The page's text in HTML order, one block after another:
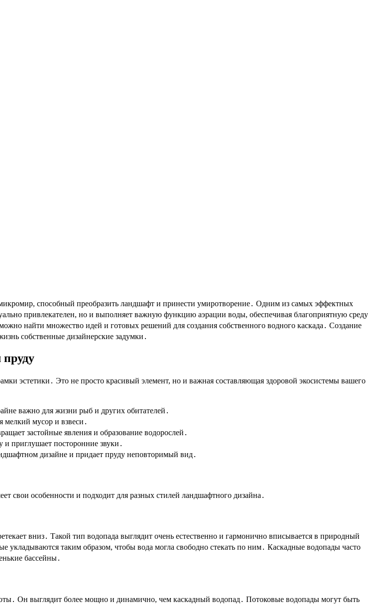
привлекателен, но и выполняет важную функцию аэрации воды, обеспечивая благоприятную среду
найти множество идей и готовых решений для создания собственного водного каскада․ Создание
собственные дизайнерские задумки․
эстетики․ Это не просто красивый элемент, но и важная составляющая здоровой экосистемы вашего
важно для жизни рыб и других обитателей․
мелкий мусор и взвеси․
застойные явления и образование водорослей․
приглушает посторонние звуки․
дизайне и придает пруду неповторимый вид․
свои особенности и подходит для разных стилей ландшафтного дизайна․
вниз․ Такой тип водопада выглядит очень естественно и гармонично вписывается в природный
укладываются таким образом, чтобы вода могла свободно стекать по ним․ Каскадные водопады часто
бассейны․
Он выглядит более мощно и динамично, чем каскадный водопад․ Потоковые водопады могут быть